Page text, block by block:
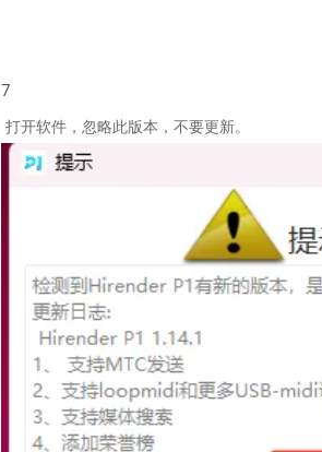
7
打开软件，忽略此版本，不要更新。